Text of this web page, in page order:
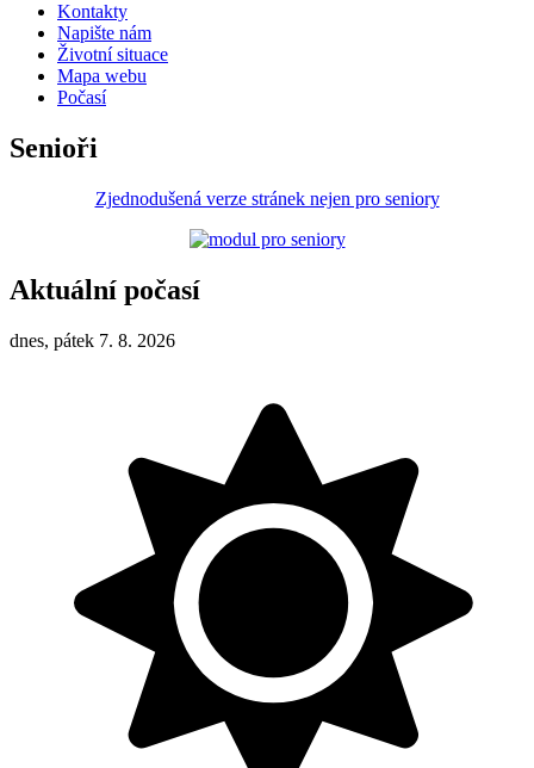
Kontakty
Napište nám
Životní situace
Mapa webu
Počasí
Senioři
Zjednodušená verze stránek nejen pro seniory
Aktuální počasí
dnes, pátek 7. 8. 2026